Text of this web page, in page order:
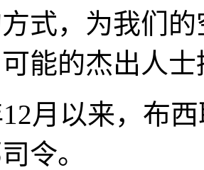
式，为我们
能的杰出人
12月以来，布
令。